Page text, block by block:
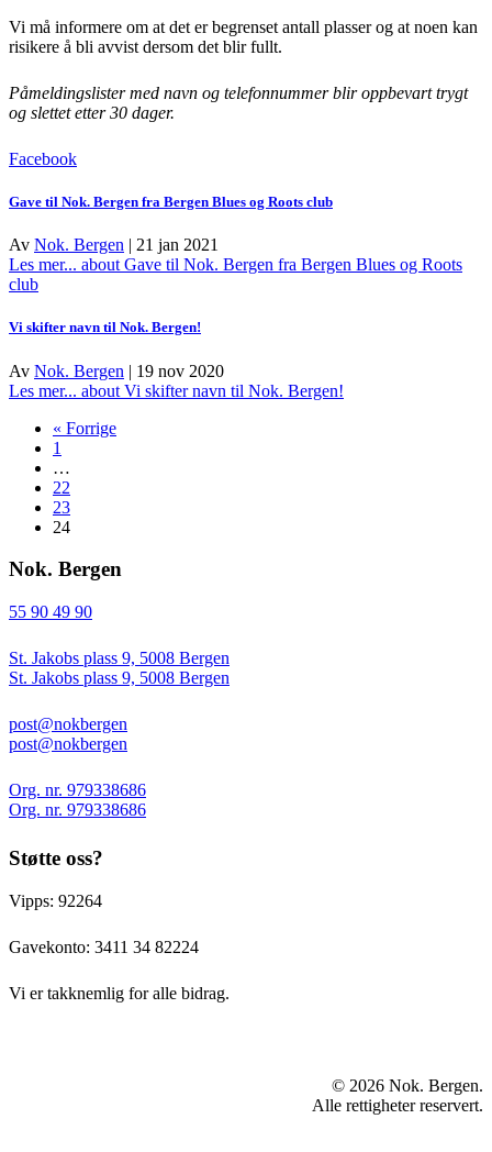
Vi må informere om at det er begrenset antall plasser og at noen kan
risikere å bli avvist dersom det blir fullt.
Påmeldingslister med navn og telefonnummer blir oppbevart trygt
og slettet etter 30 dager.
Facebook
Gave til Nok. Bergen fra Bergen Blues og Roots club
Av Nok. Bergen | 21 jan 2021
Les mer... about Gave til Nok. Bergen fra Bergen Blues og Roots
club
Vi skifter navn til Nok. Bergen!
Av Nok. Bergen | 19 nov 2020
Les mer... about Vi skifter navn til Nok. Bergen!
« Forrige
1
…
22
23
24
Nok. Bergen
55 90 49 90
St. Jakobs plass 9, 5008 Bergen
St. Jakobs plass 9, 5008 Bergen
post@nokbergen
post@nokbergen
Org. nr. 979338686
Org. nr. 979338686
Støtte oss?
Vipps: 92264
Gavekonto: 3411 34 82224
Vi er takknemlig for alle bidrag.
© 2026 Nok. Bergen.
Alle rettigheter reservert.